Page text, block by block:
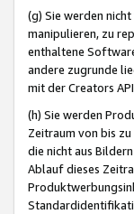
(g) Sie werden
manipulieren, zu
enthaltene
andere zugrunde
mit der Creators
(h) Sie werden
Zeitraum von bis
die nicht aus
Ablauf dieses